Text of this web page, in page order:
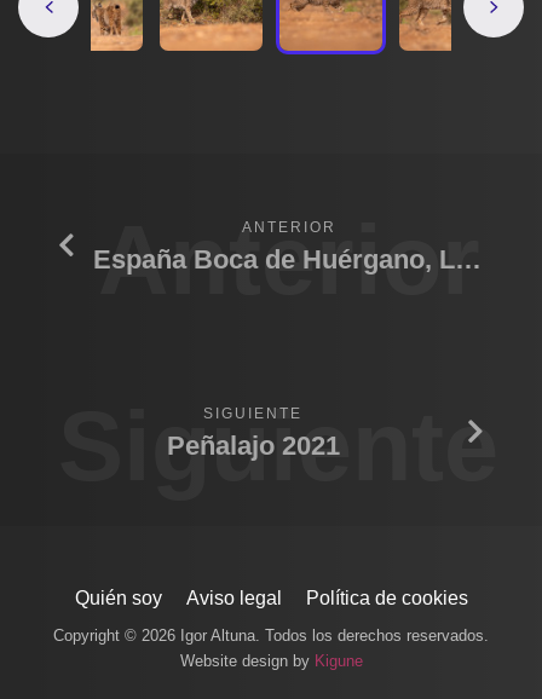
Anterior
ANTERIOR
España Boca de Huérgano, León 2024
Siguiente
SIGUIENTE
Peñalajo 2021
Quién soy Aviso legal Política de cookies
Copyright © 2026 Igor Altuna. Todos los derechos reservados.
Website design by Kigune